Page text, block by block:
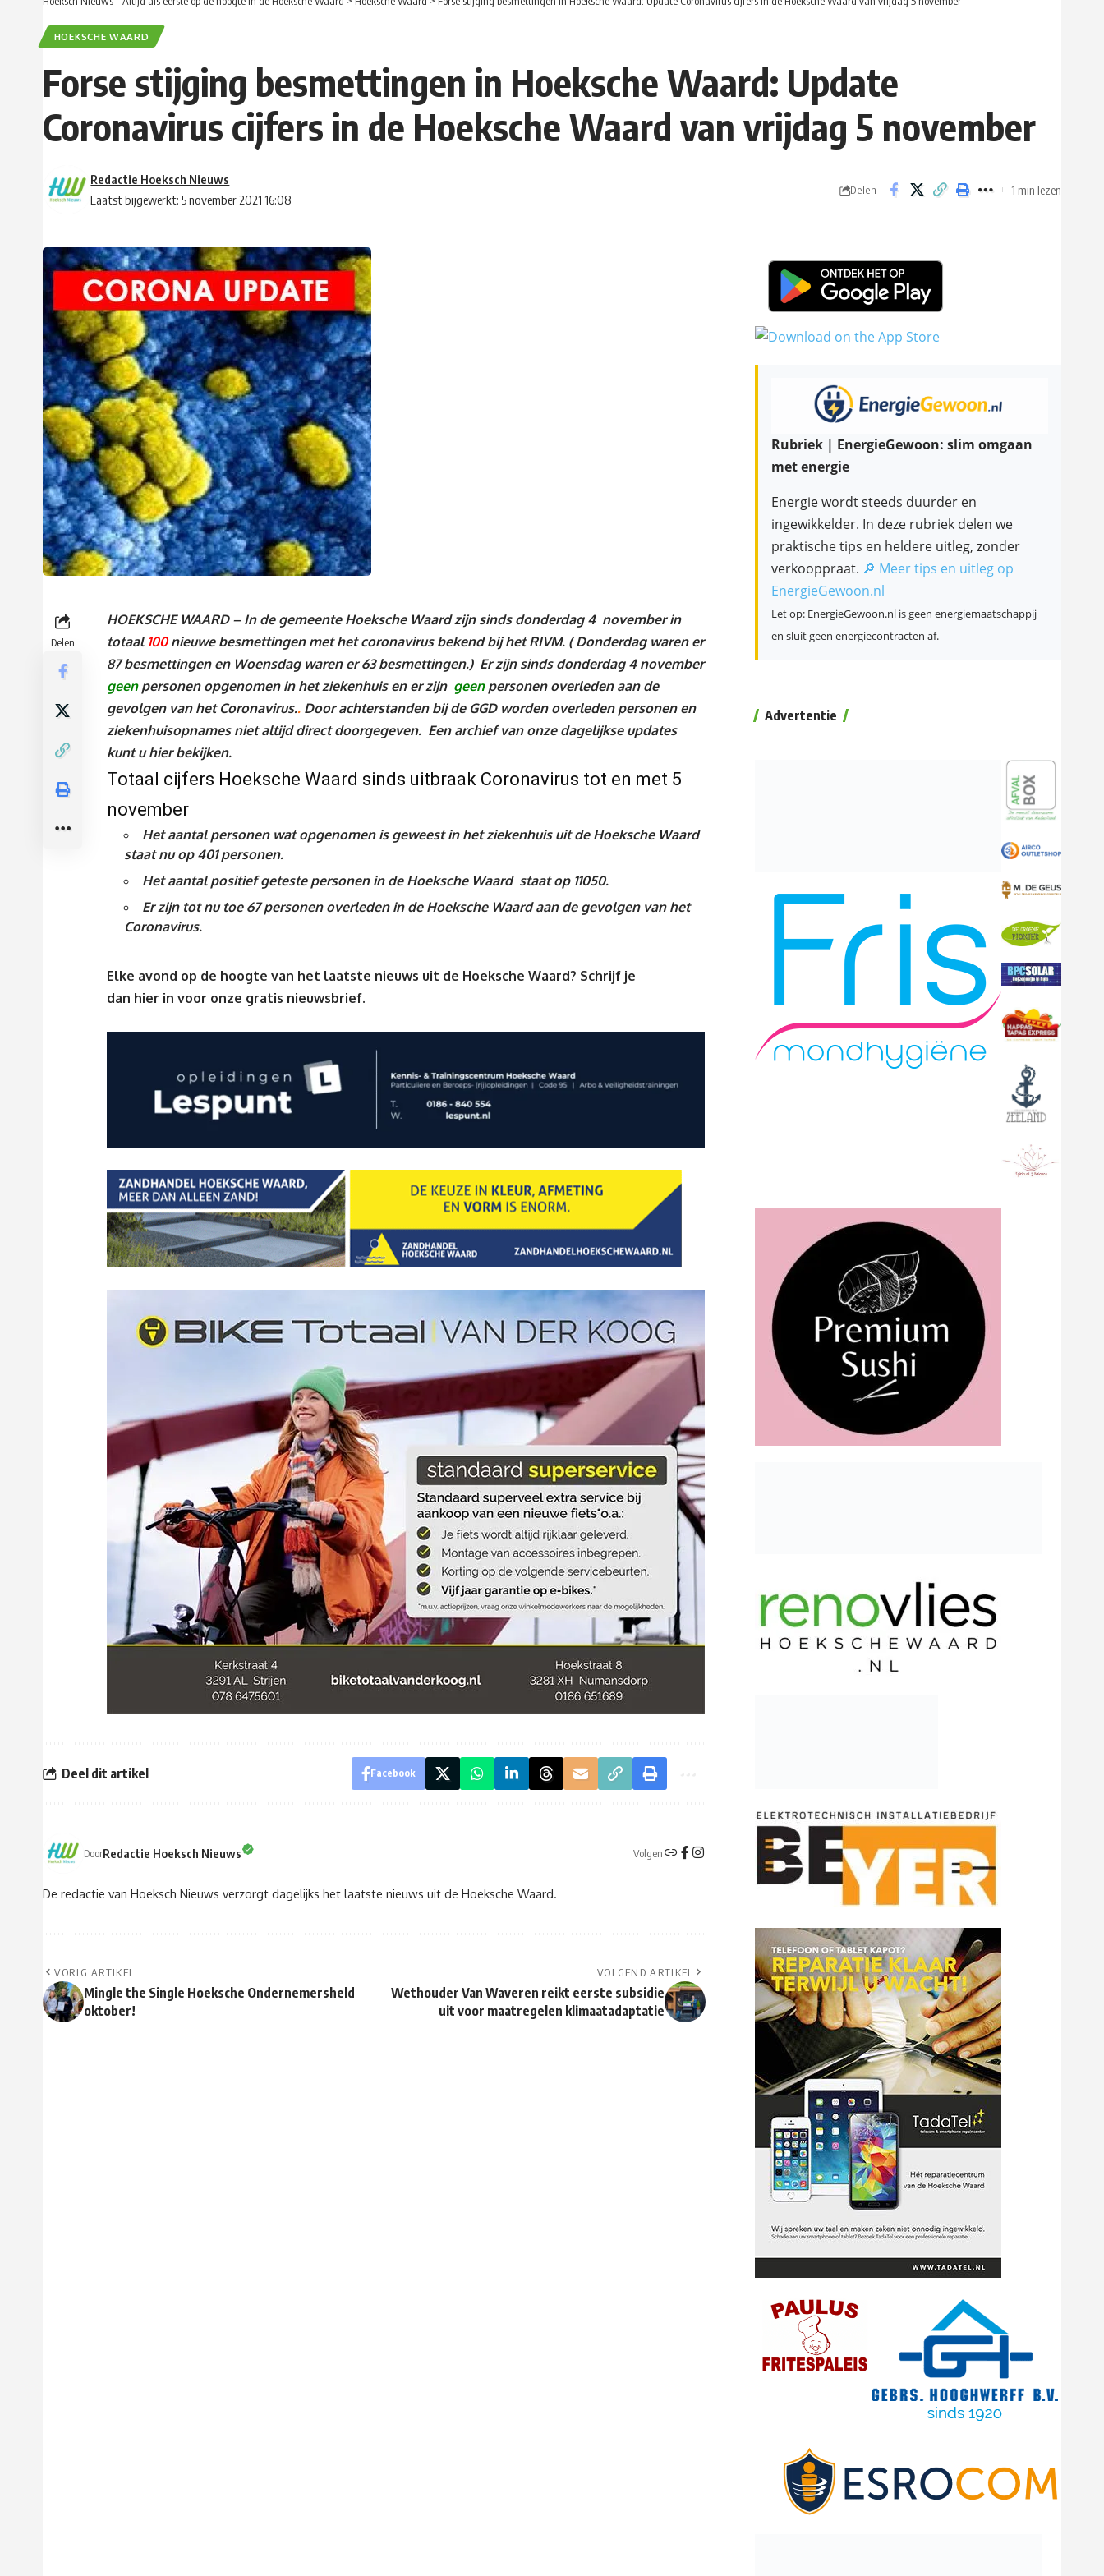
HOEKSCHE WAARD
Forse stijging besmettingen in Hoeksche Waard: Update
Coronavirus cijfers in de Hoeksche Waard van vrijdag 5 november
Laatst bijgewerkt: 5 november 2021 16:08
Redactie Hoeksch Nieuws
Delen 1 min lezen
Delen
HOEKSCHE WAARD – In de gemeente Hoeksche Waard zijn sinds donderdag 4 november in
totaal 100 nieuwe besmettingen met het coronavirus bekend bij het RIVM. ( Donderdag waren er
87 besmettingen en Woensdag waren er 63 besmettingen.) Er zijn sinds donderdag 4 november
geenpersonen opgenomen in het ziekenhuis en er zijn geenpersonen overleden aan de
gevolgen van het Coronavirus.. Door achterstanden bij de GGD worden overleden personen en
ziekenhuisopnames niet altijd direct doorgegeven. Een archief van onze dagelijkse updates
kunt uhierbekijken.
Totaal cijfers Hoeksche Waard sinds uitbraak Coronavirus tot en met 5
november
Het aantal personen wat opgenomen is geweest in het ziekenhuis uit de Hoeksche Waard
staat nu op 401personen.
Het aantal positief geteste personen in de Hoeksche Waard staat op 11050.
Er zijn tot nu toe 67 personen overleden in de Hoeksche Waard aan de gevolgen van het
Coronavirus.
Elke avond op de hoogte van het laatste nieuws uit de Hoeksche Waard? Schrijf je
dan hier in voor onze gratis nieuwsbrief.
Deel dit artikel Facebook
DoorRedactie Hoeksch Nieuws Volgen
De redactie van Hoeksch Nieuws verzorgt dagelijks het laatste nieuws uit de Hoeksche Waard.
VORIG ARTIKEL
Mingle the Single Hoeksche Ondernemersheld
oktober!
VOLGEND ARTIKEL
Wethouder Van Waveren reikt eerste subsidie
uit voor maatregelen klimaatadaptatie
Rubriek | EnergieGewoon: slim omgaan
met energie
Energie wordt steeds duurder en
ingewikkelder. In deze rubriek delen we
praktische tips en heldere uitleg, zonder
verkooppraat. 🔎 Meer tips en uitleg op
EnergieGewoon.nl
Let op: EnergieGewoon.nl is geen energiemaatschappij
en sluit geen energiecontracten af.
Advertentie